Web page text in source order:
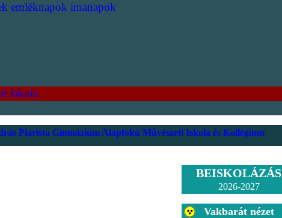
emléknapok imanapok
Iskola
Piarista Gimnázium Alapfokú Művészeti Iskola és Kollégium
BEISKOLÁZÁS
2026-2027
Vakbarát nézet